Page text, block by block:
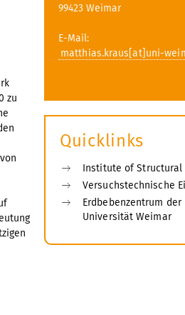
zu
99423 Weimar
E-Mail:
matthias.kraus[at]uni-
Quicklinks
Institute of Structural
Versuchstechnische
Erdbebenzentrum der
Universität Weimar